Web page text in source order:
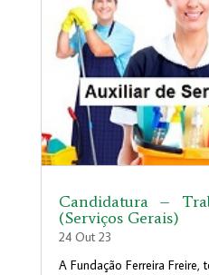
Candidatura –
(Serviços Gerais)
24 Out 23
A Fundação Ferreira Freire,